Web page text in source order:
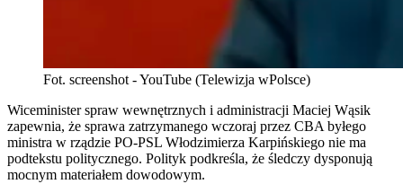
Fot. screenshot - YouTube (Telewizja wPolsce)
Wiceminister spraw wewnętrznych i administracji Maciej Wąsik
zapewnia, że sprawa zatrzymanego wczoraj przez CBA byłego
ministra w rządzie PO-PSL Włodzimierza Karpińskiego nie ma
podtekstu politycznego. Polityk podkreśla, że śledczy dysponują
mocnym materiałem dowodowym.